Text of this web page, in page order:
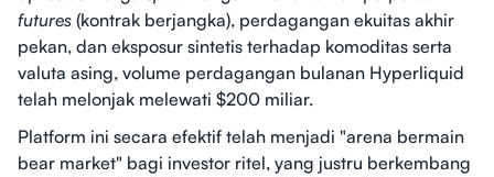
futures (kontrak berjangka), perdagangan ekuitas akhir
pekan, dan eksposur sintetis terhadap komoditas serta
valuta asing, volume perdagangan bulanan Hyperliquid
telah melonjak melewati $200 miliar.
Platform ini secara efektif telah menjadi "arena bermain
bear market" bagi investor ritel, yang justru berkembang